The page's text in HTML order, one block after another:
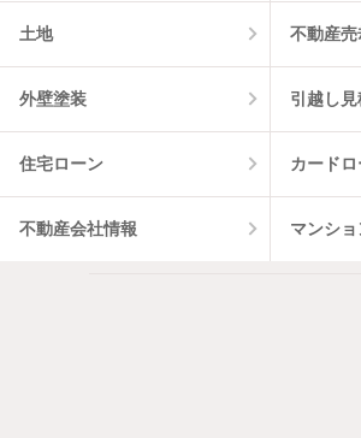
土地 不動産売
外壁塗装 引越し見
住宅ローン カードロ
不動産会社情報 マンシ